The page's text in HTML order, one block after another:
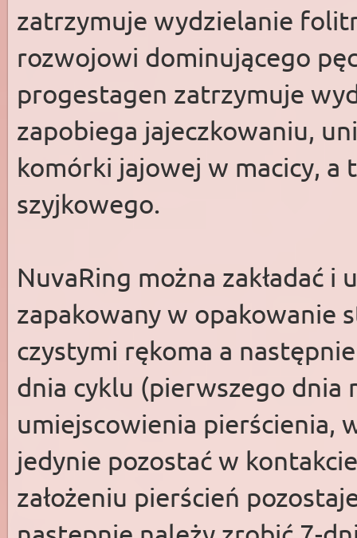
zatrzymuje wydzielanie
rozwojowi dominującego
progestagen zatrzymuje
zapobiega jajeczkowaniu,
komórki jajowej w macicy, a
szyjkowego.
NuvaRing można zakładać
zapakowany w opakowanie
czystymi rękoma a
dnia cyklu (pierwszego dnia
umiejscowienia pierścienia,
jedynie pozostać w
założeniu pierścień